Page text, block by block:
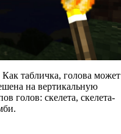
Как табличка, голова может
на вертикальную
голов: скелета, скелета-